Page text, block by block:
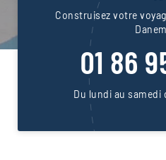
Construisez votre
01 86
Du lundi au samedi